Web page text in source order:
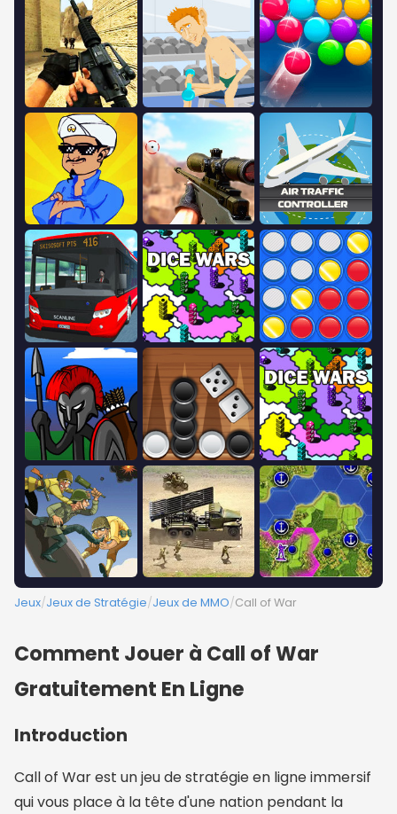
Jeux/Jeux de Stratégie/Jeux de MMO/Call of War
Comment Jouer à Call of War
Gratuitement En Ligne
Introduction
Call of War est un jeu de stratégie en ligne immersif
qui vous place à la tête d'une nation pendant la